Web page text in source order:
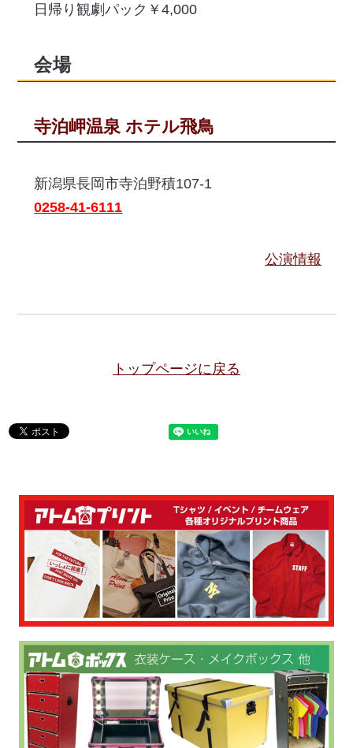
日帰り観劇パック￥4,000
会場
寺泊岬温泉 ホテル飛鳥
新潟県長岡市寺泊野積107-1
0258-41-6111
公演情報
トップページに戻る